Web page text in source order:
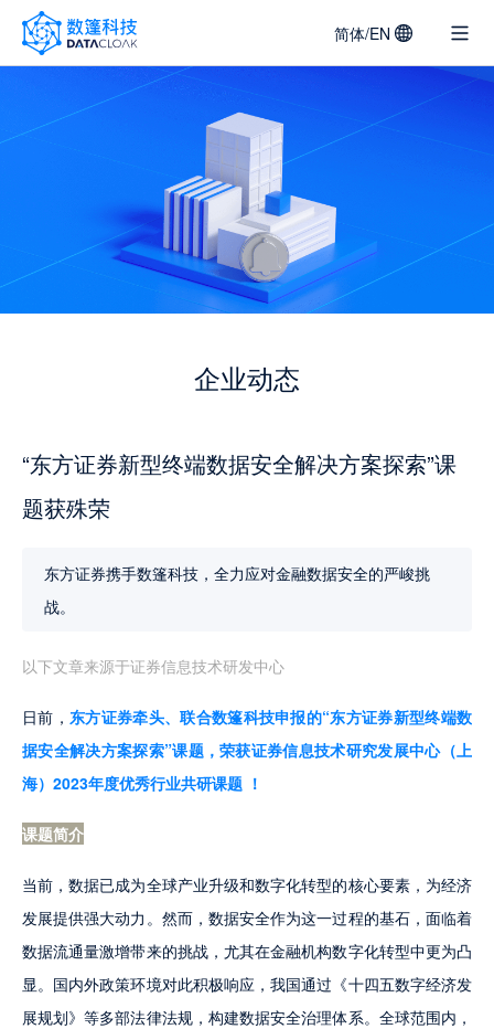
DATACLOAK
LOGO
简体/EN
企业动态
“东方证券新型终端数据安全解决方案探索”课
题获殊荣
东方证券携手数篷科技，全力应对金融数据安全的严峻挑
战。
以下文章来源于证券信息技术研发中心
日前， 东方证券牵头、联合数篷科技申报的“东方证券新型终端数
据安全解决方案探索”课题，荣获证券信息技术研究发展中心（上
海）2023年度优秀行业共研课题 ！
课题简介
当前，数据已成为全球产业升级和数字化转型的核心要素，为经济
发展提供强大动力。然而，数据安全作为这一过程的基石，面临着
数据流通量激增带来的挑战，尤其在金融机构数字化转型中更为凸
显。国内外政策环境对此积极响应，我国通过《十四五数字经济发
展规划》等多部法律法规，构建数据安全治理体系。全球范围内，